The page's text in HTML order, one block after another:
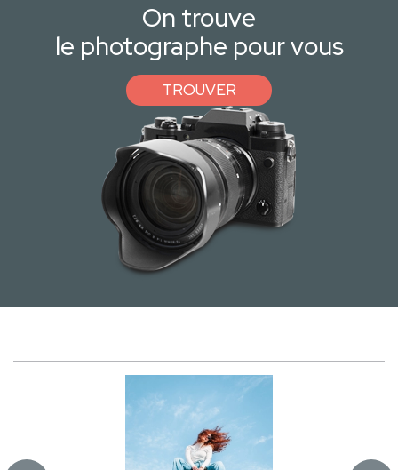
On trouve
le photographe pour vous
TROUVER